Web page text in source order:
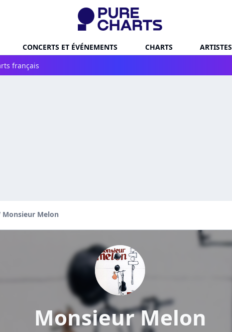
CONCERTS ET ÉVÉNEMENTS CHARTS ARTISTES
français
Monsieur Melon
Monsieur Melon